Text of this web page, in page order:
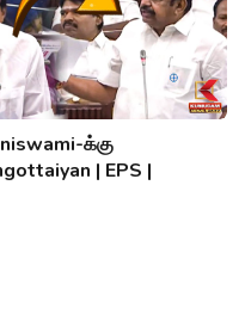
க்கு
| EPS |